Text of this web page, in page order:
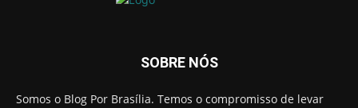
SOBRE NÓS
Somos o Blog Por Brasília. Temos o compromisso de levar